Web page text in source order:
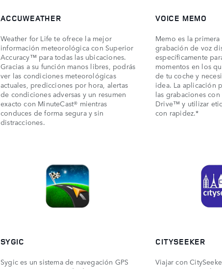
ACCUWEATHER
Weather for Life te ofrece la mejor
información meteorológica con Superior
Accuracy™ para todas las ubicaciones.
Gracias a su función manos libres, podrás
ver las condiciones meteorológicas
actuales, predicciones por hora, alertas
de condiciones adversas y un resumen
exacto con MinuteCast® mientras
conduces de forma segura y sin
distracciones.
VOICE MEMO
Memo es la
grabación de voz
específicamente
momentos en los
de tu coche y
idea. La aplicación
las grabaciones
Drive™ y utilizar
con rapidez.*
SYGIC
Sygic es un sistema de navegación GPS
CITYSEEKER
Viajar con